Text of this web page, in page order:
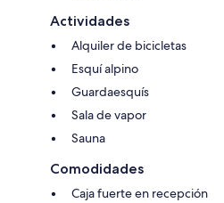
Actividades
Alquiler de bicicletas
Esquí alpino
Guardaesquís
Sala de vapor
Sauna
Comodidades
Caja fuerte en recepción